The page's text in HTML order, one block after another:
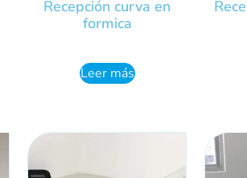
Recepción curva en
formica
Leer más